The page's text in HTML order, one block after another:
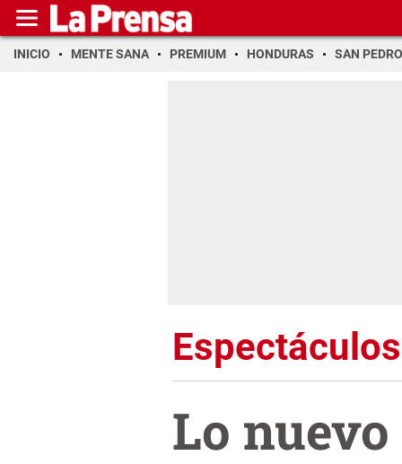
INICIO MENTE SANA PREMIUM HONDURAS SAN PEDRO
Espectáculos
Lo